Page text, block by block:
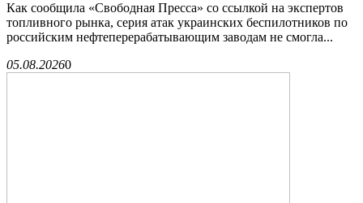
Как сообщила «Свободная Пресса» со ссылкой на экспертов
топливного рынка, серия атак украинских беспилотников по
российским нефтеперерабатывающим заводам не смогла...
05.08.20260